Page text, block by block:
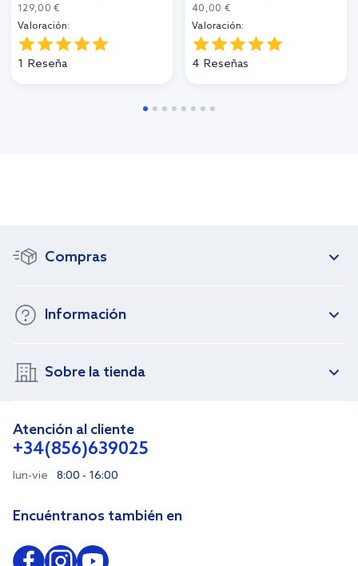
129,00 €
Valoración:
1 Reseña
40,00 €
Valoración:
4 Reseñas
Compras
Información
Sobre la tienda
Atención al cliente
+34(856)639025
lun-vie 8:00 - 16:00
Encuéntranos también en